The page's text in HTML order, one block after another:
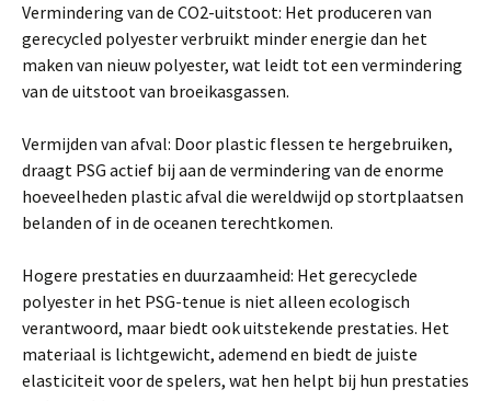
Vermindering van de CO2-uitstoot: Het produceren van
gerecycled polyester verbruikt minder energie dan het
maken van nieuw polyester, wat leidt tot een vermindering
van de uitstoot van broeikasgassen.
Vermijden van afval: Door plastic flessen te hergebruiken,
draagt PSG actief bij aan de vermindering van de enorme
hoeveelheden plastic afval die wereldwijd op stortplaatsen
belanden of in de oceanen terechtkomen.
Hogere prestaties en duurzaamheid: Het gerecyclede
polyester in het PSG-tenue is niet alleen ecologisch
verantwoord, maar biedt ook uitstekende prestaties. Het
materiaal is lichtgewicht, ademend en biedt de juiste
elasticiteit voor de spelers, wat hen helpt bij hun prestaties